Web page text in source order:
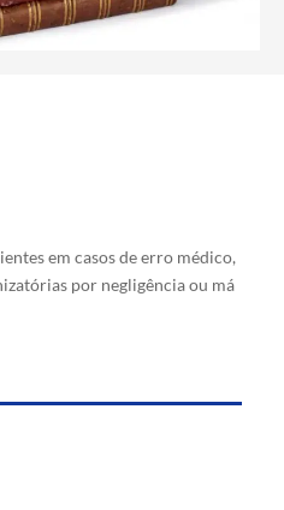
em casos de erro médico,
por negligência ou má
Médico
e ações indenizatórias
má prática médica.